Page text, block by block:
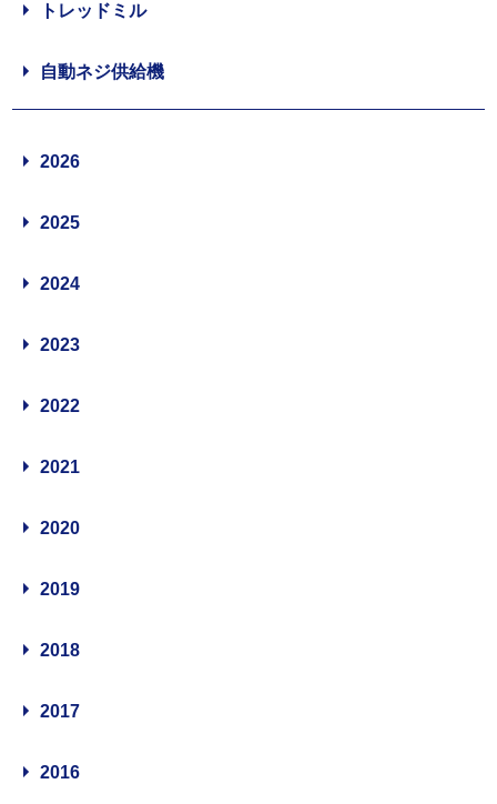
トレッドミル
自動ネジ供給機
2026
2025
2024
2023
2022
2021
2020
2019
2018
2017
2016